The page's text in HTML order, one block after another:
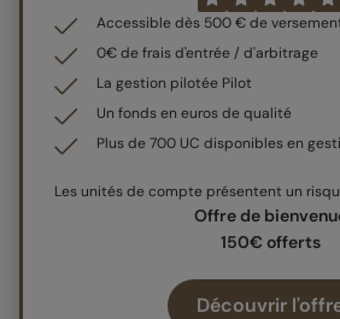
Accessible dès 500 € de
0€ de frais d'entrée / d'arbitrage
La gestion pilotée Pilot
Un fonds en euros de qualité
Plus de 700 UC disponibles en
Les unités de compte présentent un
Offre de
150€ offerts
Découvrir